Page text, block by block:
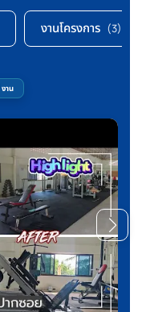
งานโครงการ (3)
งาน